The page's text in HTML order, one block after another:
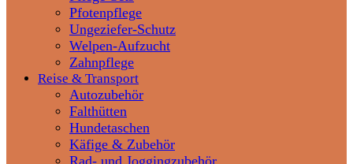
Pfotenpflege
Ungeziefer-Schutz
Welpen-Aufzucht
Zahnpflege
Reise & Transport
Autozubehör
Falthütten
Hundetaschen
Käfige & Zubehör
Rad- und Joggingzubehör